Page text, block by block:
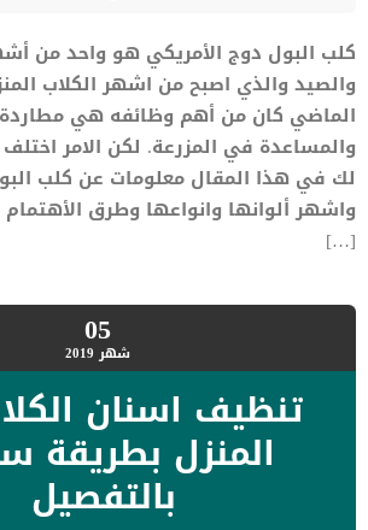
كلب البول دوج الأمريكي هو واحد من
والصيد والذي اصبح من اشهر الكلاب
الماضي كان من أهم وظائفه هي مطاردة
والمساعدة في المزرعة. لكن الامر
لك في هذا المقال معلومات عن كلب
واشهر ألوانها وانواعها وطرق
[…]
05شهر 2019
تنظيف اسنان
المنزل بطريقة
بالتفصيل